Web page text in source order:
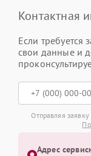
Контактная
Если требуется
свои данные и
Отправляя
Адрес